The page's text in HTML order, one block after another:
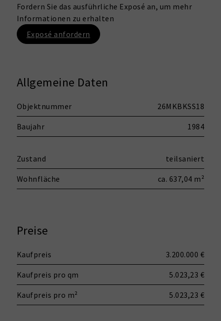
Fordern Sie das ausführliche Exposé an, um mehr
Informationen zu erhalten
Exposé anfordern
Allgemeine Daten
Objektnummer 26MKBKSS18
Baujahr 1984
Zustand teilsaniert
Wohnfläche ca. 637,04 m²
Preise
Kaufpreis 3.200.000 €
Kaufpreis pro qm 5.023,23 €
Kaufpreis pro m² 5.023,23 €